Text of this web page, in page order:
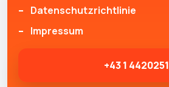
Datenschutzrichtlinie
Impressum
+43 1 4420251